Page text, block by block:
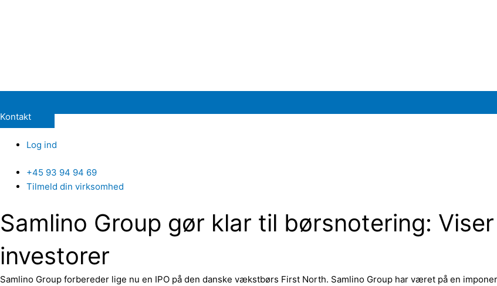
Kontakt
Log ind
+45 93 94 94 69
Tilmeld din virksomhed
Samlino Group gør klar til børsnotering:
investorer
Samlino Group forbereder lige nu en IPO på den danske vækstbørs First North. Samlino Group har været på en